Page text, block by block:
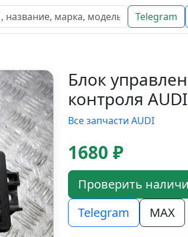
Telegram
Блок
контроля
Все запчасти AUDI
1680 ₽
Проверить
Telegram
MAX